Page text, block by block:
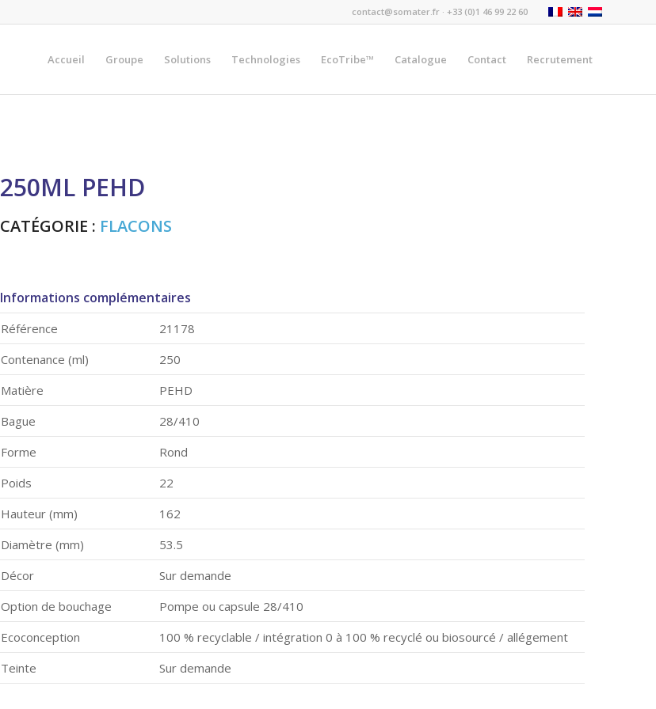
contact@somater.fr · +33 (0)1 46 99 22 60
Accueil Groupe Solutions Technologies EcoTribe™ Catalogue Contact Recrutement
250ML PEHD
CATÉGORIE : FLACONS
Informations complémentaires
Référence
21178
Contenance (ml)
250
Matière
PEHD
Bague
28/410
Forme
Rond
Poids
22
Hauteur (mm)
162
Diamètre (mm)
53.5
Décor
Sur demande
Option de bouchage
Pompe ou capsule 28/410
Ecoconception
100 % recyclable / intégration 0 à 100 % recyclé ou biosourcé / allégement
Teinte
Sur demande